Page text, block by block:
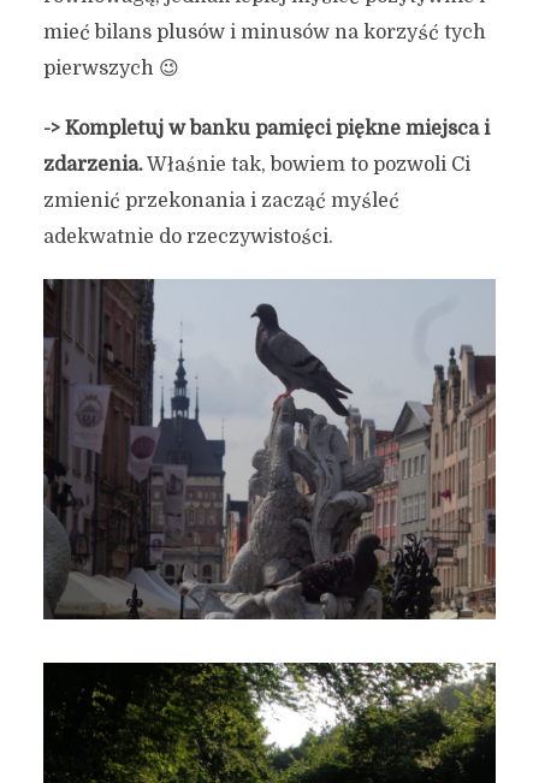
mieć bilans plusów i minusów na korzyść tych
pierwszych 😉
-> Kompletuj w banku pamięci piękne miejsca i
zdarzenia.Właśnie tak, bowiem to pozwoli Ci
zmienić przekonania i zacząć myśleć
adekwatnie do rzeczywistości.